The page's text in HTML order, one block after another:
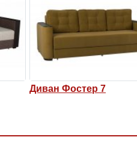
Диван Фостер 5